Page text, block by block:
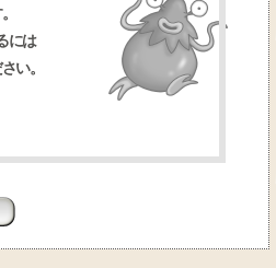
には
い。